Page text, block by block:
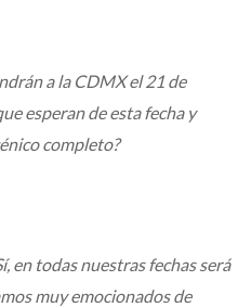
a la CDMX el 21 de
esperan de esta fecha y
completo?
en todas nuestras fechas será
muy emocionados de